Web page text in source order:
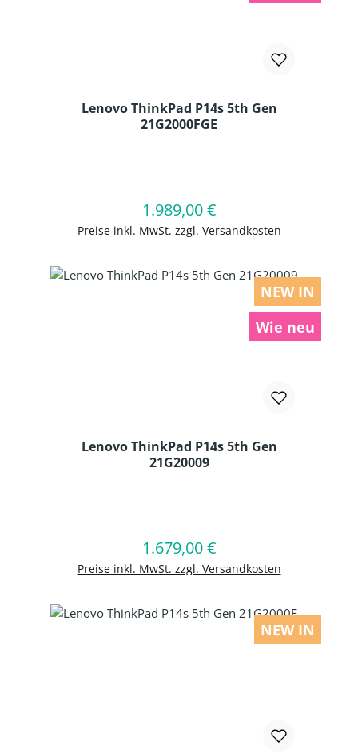
Lenovo ThinkPad P14s 5th Gen
21G2000FGE
Regulärer Preis:
1.989,00 €
Preise inkl. MwSt. zzgl. Versandkosten
In den Warenkorb
NEW IN
Wie neu
Lenovo ThinkPad P14s 5th Gen
21G20009
Regulärer Preis:
1.679,00 €
Preise inkl. MwSt. zzgl. Versandkosten
In den Warenkorb
NEW IN